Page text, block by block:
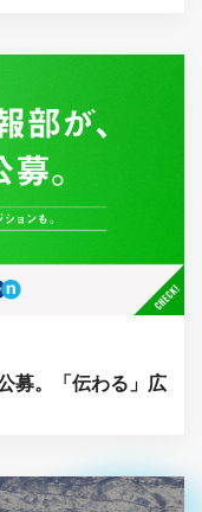
募。「伝わる」広